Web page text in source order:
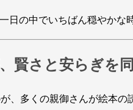
日の中でいちばん穏やかな
賢さと安らぎを
、多くの親御さんが絵本の